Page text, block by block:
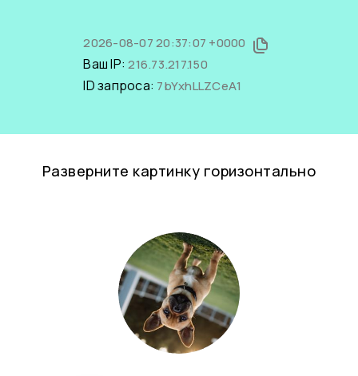
2026-08-07 20:37:07 +0000
Ваш IP:216.73.217.150
ID запроса: 7bYxhLLZCeA1
Разверните картинку горизонтально